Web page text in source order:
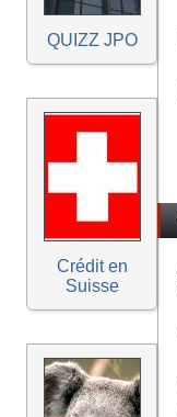
QUIZZ JPO
Crédit en
Suisse